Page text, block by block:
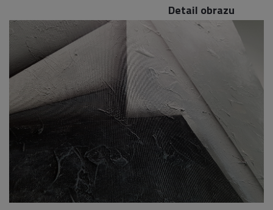
Detail obrazu